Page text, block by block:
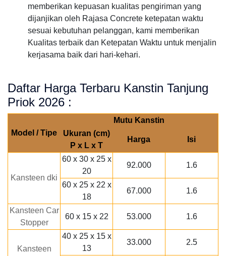
memberikan kepuasan kualitas pengiriman yang
dijanjikan oleh Rajasa Concrete ketepatan waktu
sesuai kebutuhan pelanggan, kami memberikan
Kualitas terbaik dan Ketepatan Waktu untuk menjalin
kerjasama baik dari hari-kehari.
Daftar Harga Terbaru Kanstin Tanjung
Priok 2026 :
Model / Tipe
Mutu Kanstin
Ukuran (cm)
P x L x T
Harga Isi
Kansteen dki
60 x 30 x 25 x
20
92.000 1.6
60 x 25 x 22 x
18
67.000 1.6
Kansteen Car
Stopper
60 x 15 x 22 53.000 1.6
Kansteen
40 x 25 x 15 x
13
33.000 2.5